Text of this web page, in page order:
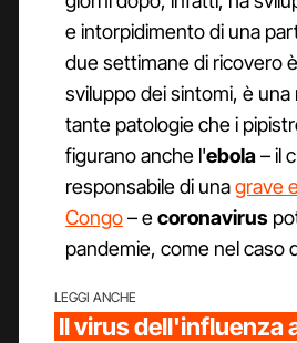
e intorpidimento di una
due settimane di ricovero
sviluppo dei sintomi, è una
tante patologie che i
figurano anche l'ebola– il
responsabile di unagrave
Congo– ecoronavirus
pandemie, come nel caso
LEGGI ANCHE
Il virus dell'influenza